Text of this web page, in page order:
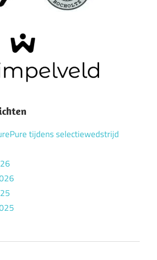
tijdens selectiewedstrijd